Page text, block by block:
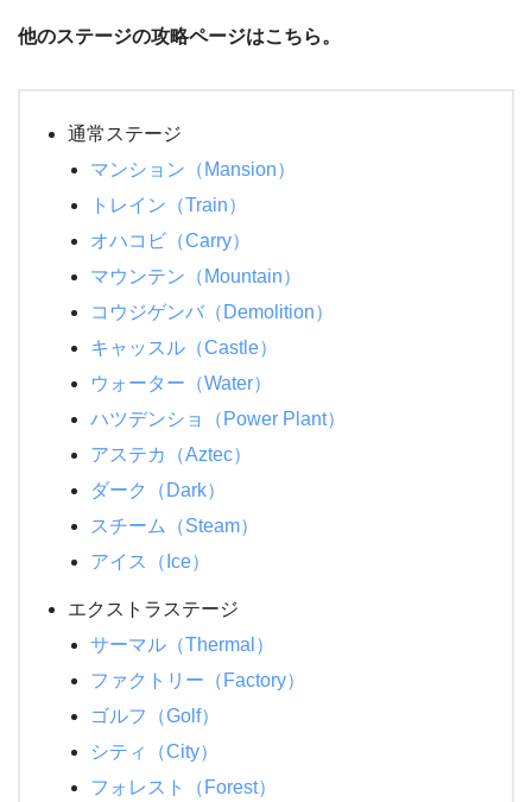
他のステージの攻略ページはこちら。
通常ステージ
マンション（Mansion）
トレイン（Train）
オハコビ（Carry）
マウンテン（Mountain）
コウジゲンバ（Demolition）
キャッスル（Castle）
ウォーター（Water）
ハツデンショ（Power Plant）
アステカ（Aztec）
ダーク（Dark）
スチーム（Steam）
アイス（Ice）
エクストラステージ
サーマル（Thermal）
ファクトリー（Factory）
ゴルフ（Golf）
シティ（City）
フォレスト（Forest）